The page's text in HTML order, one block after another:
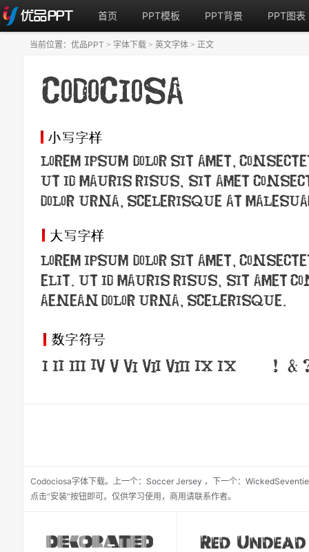
首页 PPT模板 PPT背景 PPT图表
Codociosa字体下载。 上一个： Soccer Jersey ， 下一个：
点击“安装”按钮即可。仅供学习使用，商用请联系作者。
当前位置： 优品PPT > 字体下载 > 英文字体 > 正文